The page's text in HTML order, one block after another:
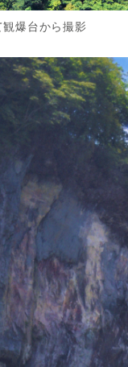
爆台から撮影